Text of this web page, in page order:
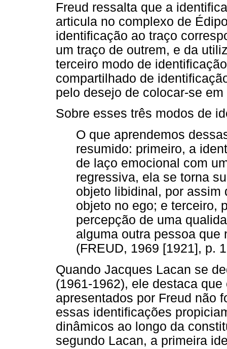
Freud ressalta que a
articula no complexo de
identificação ao traço
um traço de outrem, e da
terceiro modo de
compartilhado de
pelo desejo de colocar-se
Sobre esses três modos de
O que aprendemos
resumido: primeiro, a
de laço emocional com
regressiva, ela se torna
objeto libidinal, por assim
objeto no ego; e terceiro,
percepção de uma
alguma outra pessoa que
(FREUD, 1969 [1921], p.
Quando Jacques Lacan se
(1961-1962), ele destaca
apresentados por Freud não
essas identificações
dinâmicos ao longo da
segundo Lacan, a primeira